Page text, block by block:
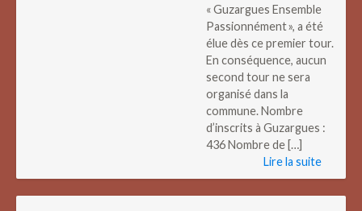
« Guzargues Ensemble
Passionnément », a été
élue dès ce premier tour.
En conséquence, aucun
second tour ne sera
organisé dans la
commune. Nombre
d’inscrits à Guzargues :
436 Nombre de […]
Lire la suite